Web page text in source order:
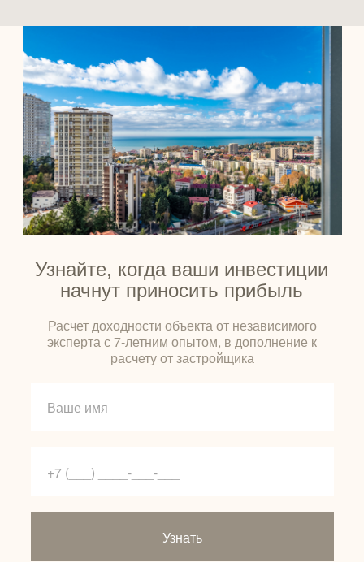
Узнать
Расчет доходности объекта от независимого
эксперта с 7-летним опытом, в дополнение к
расчету от застройщика
Узнайте, когда ваши инвестиции
начнут приносить прибыль